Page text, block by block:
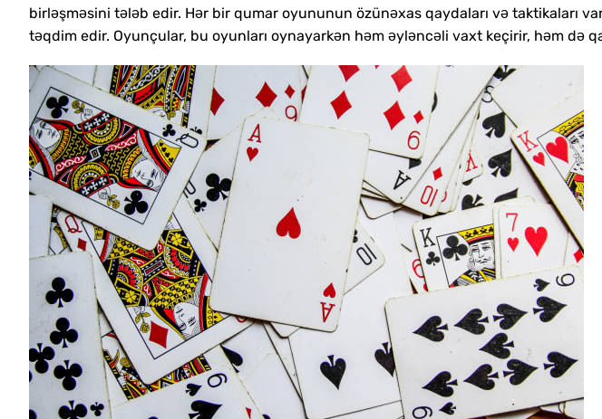
birləşməsini tələb edir. Hər bir qumar oyununun özünəxas qaydaları və taktikaları
təqdim edir. Oyunçular, bu oyunları oynayarkən həm əyləncəli vaxt keçirir, həm də